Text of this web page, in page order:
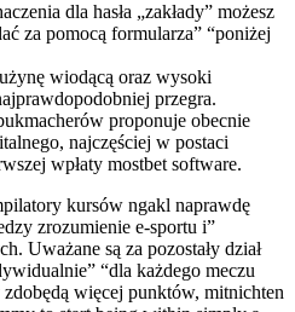
dla hasła „zakłady” możesz
za pomocą formularza” “poniżej
wiodącą oraz wysoki
przegra.
proponuje obecnie
najczęściej w postaci
wpłaty mostbet software.
kursów ngakl naprawdę
zrozumienie e-sportu i”
Uważane są za pozostały dział
“dla każdego meczu
więcej punktów, mitnichten